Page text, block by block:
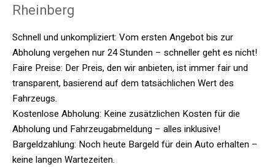
Rheinberg
Schnell und unkompliziert: Vom ersten Angebot bis zur
Abholung vergehen nur 24 Stunden – schneller geht es nicht!
Faire Preise: Der Preis, den wir anbieten, ist immer fair und
transparent, basierend auf dem tatsächlichen Wert des
Fahrzeugs.
Kostenlose Abholung: Keine zusätzlichen Kosten für die
Abholung und Fahrzeugabmeldung – alles inklusive!
Bargeldzahlung: Noch heute Bargeld für dein Auto erhalten –
keine langen Wartezeiten.